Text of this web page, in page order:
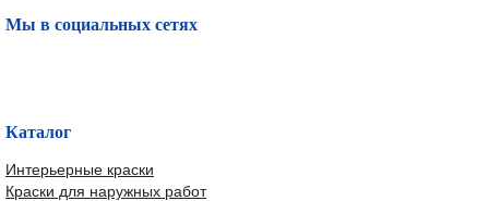
Мы в социальных сетях
Каталог
Интерьерные краски
Краски для наружных работ